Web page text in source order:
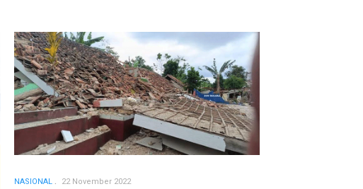
NASIONAL 22 November 2022